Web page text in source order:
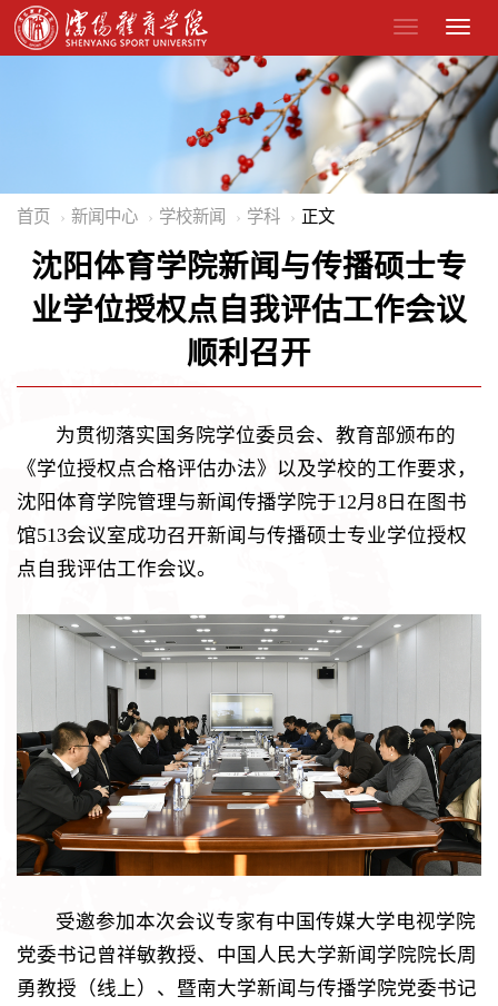
首页 新闻中心 学校新闻 学科 正文
沈阳体育学院新闻与传播硕士专
业学位授权点自我评估工作会议
顺利召开
为贯彻落实国务院学位委员会、教育部颁布的
《学位授权点合格评估办法》以及学校的工作要求，
沈阳体育学院管理与新闻传播学院于12月8日在图书
馆513会议室成功召开新闻与传播硕士专业学位授权
点自我评估工作会议。
受邀参加本次会议专家有中国传媒大学电视学院
党委书记曾祥敏教授、中国人民大学新闻学院院长周
勇教授（线上）、暨南大学新闻与传播学院党委书记